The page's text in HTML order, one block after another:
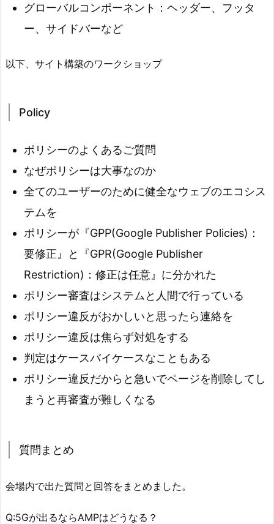
グローバルコンポーネント：ヘッダー、フッタ
ー、サイドバーなど
以下、サイト構築のワークショップ
Policy
ポリシーのよくあるご質問
なぜポリシーは大事なのか
全てのユーザーのために健全なウェブのエコシス
テムを
ポリシーが『GPP(Google Publisher Policies)：
要修正』と『GPR(Google Publisher
Restriction)：修正は任意』に分かれた
ポリシー審査はシステムと人間で行っている
ポリシー違反がおかしいと思ったら連絡を
ポリシー違反は焦らず対処をする
判定はケースバイケースなこともある
ポリシー違反だからと急いでページを削除してし
まうと再審査が難しくなる
質問まとめ
会場内で出た質問と回答をまとめました。
Q:5Gが出るならAMPはどうなる？